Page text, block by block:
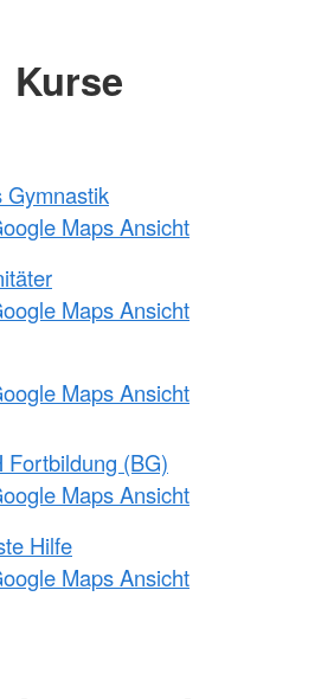
Kurse
Gymnastik
Maps Ansicht
Maps Ansicht
Maps Ansicht
Fortbildung (BG)
Maps Ansicht
Hilfe
Maps Ansicht